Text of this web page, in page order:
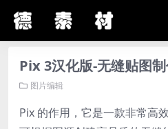
Pix 3汉化版-无缝贴图
图片编辑
Pix 的作用，它是一款非常高